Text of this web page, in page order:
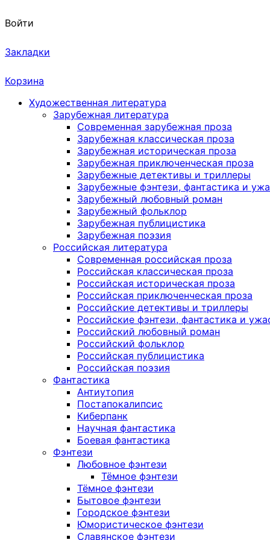
Войти
Закладки
Корзина
Художественная литература
Зарубежная литература
Современная зарубежная проза
Зарубежная классическая проза
Зарубежная историческая проза
Зарубежная приключенческая проза
Зарубежные детективы и триллеры
Зарубежные фэнтези, фантастика и
Зарубежный любовный роман
Зарубежный фольклор
Зарубежная публицистика
Зарубежная поэзия
Российская литература
Современная российская проза
Российская классическая проза
Российская историческая проза
Российская приключенческая проза
Российские детективы и триллеры
Российские фэнтези, фантастика и
Российский любовный роман
Российский фольклор
Российская публицистика
Российская поэзия
Фантастика
Антиутопия
Постапокалипсис
Киберпанк
Научная фантастика
Боевая фантастика
Фэнтези
Любовное фэнтези
Тёмное фэнтези
Тёмное фэнтези
Бытовое фэнтези
Городское фэнтези
Юмористическое фэнтези
Славянское фэнтези